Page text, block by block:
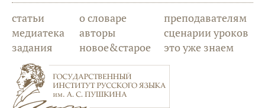
статьи
медиатека
задания
о словаре
авторы
новое&старое
преподавателям
сценарии уроков
это уже знаем